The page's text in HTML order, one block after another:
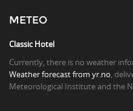
METEO
Classic Hotel
Currently, there is no weather
Weather forecast from yr.no ,
Meteorological Institute and the